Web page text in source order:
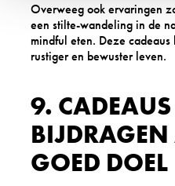
Overweeg ook ervaringen
een stilte-wandeling in de
mindful eten. Deze
rustiger en bewuster leven.
9.
GOED DOEL